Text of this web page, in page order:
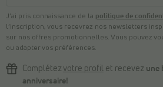
J’ai pris connaissance de la politique de
l’inscription, vous recevrez nos newsletters
sur nos offres promotionnelles. Vous pouvez
ou adapter vos préférences.
Complétez votre profil et recevez une
anniversaire!